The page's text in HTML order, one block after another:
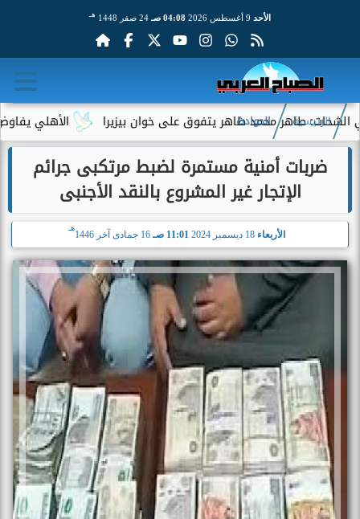
الأحد 04:08 صـ 24 صفر 1448 هـ
الأهلي يفاوض أحمد طاهر محمد طاهر يتفوق على خوان بيزيرا
الرئيسية الحوادث
ضربات أمنية مستمرة لضبط مرتكبى جرائم
الإتجار غير المشروع بالنقد الأجنبى
الأربعاء 11:01 صـ 16 جمادى آخر 1446
هـ